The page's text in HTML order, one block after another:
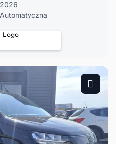
2026
Automatyczna